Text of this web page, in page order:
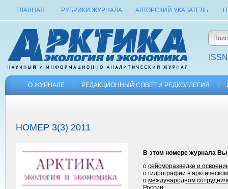
ГЛАВНАЯ РУБРИКИ ЖУРНАЛА АВТОРСКИЙ УКАЗАТЕЛЬ
О ЖУРНАЛЕ РЕДАКЦИОННЫЙ СОВЕТ И РЕДКОЛЛЕГИЯ
НОМЕР 3(3) 2011
В этом номере журнала Вы
о сейсморазведке и
о гидрографии в
о международном
России;